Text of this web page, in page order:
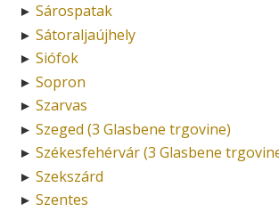
► Sárospatak
► Sátoraljaújhely
► Siófok
► Sopron
► Szarvas
► Szeged (3 Glasbene trgovine)
► Székesfehérvár (3 Glasbene
► Szekszárd
► Szentes